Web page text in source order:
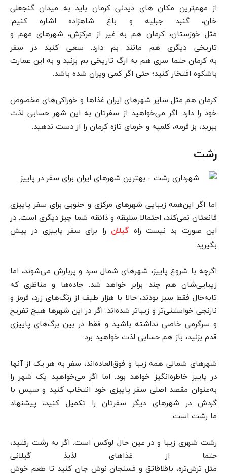
از مهم‌ترین مکان های دیدنی کرمان باید به میدان گنجعلی
خان، گنبد جبلیه و باغ شاهزاده اشاره کنیم.
مثل خوزستان، کرمان هم به غیر از مرکزش، شهرهای مهم و
تاریخی دیگری هم مانند بم دارد. سعی کنید در سفر
به کرمان حتما سری هم به ارگ تاریخی بم بزنید و به این عمارت
باشکوه افتخار کنید؛ حتی اگر کمی ویران‌ شده باشد.
کرمان هم مثل سایر شهرهای ایران غذاها و خوراکی‌های مخصوص
خود را دارد. اگر می‌خواهید از سفرتان به این شهر حسابی لذت
ببرید، بز قرمه، کلمپه و خرمای تازه کرمان را از دست ندهید.
رشت
اما اگر این‌همه زیبایی شهرهای مرکزی و جنوبی برای سفر پاییزی
قانعتان نمی‌کند، احتمالا سلیقه و ذائقه شما چیز دیگری است. در
این صورت بد نیست راه گیلان را برای سفر پاییزی در پیش
بگیرید.
اگرچه با شروع پاییز، شهرهای شمال سرد و پربارش می‌شوند، اما
زیبایی‌شان هم چند برابر خواهد شد. جاده‌ها و مناظری که
تابه‌حال فقط سبز بودند، حالا با هزار طیف از رنگ‌های زرد، قرمز و
نارنجی خواستنی‌تر و زیباتر شده‌اند. اگر در این شهرها هیچ تفریح
و سرگرمی خاصی نداشته باشید و فقط در بین برگ‌های پاییزی
قدم بزنید، باز هم حسابی لذت خواهید برد.
شهرهای شمالی همه زیبا و فوق‌العاده‌اند، سفر به هر یک از آنها
در پاییز خاطره‌انگیز خواهد بود. اما اگر می‌خواهید یک شهر را
به‌عنوان مقصد اصلی سفر پاییزی خود انتخاب کنید و سپس با
گردش در شهرهای دیگر سفرتان را تکمیل کنید، پیشنهاد
ما رشت است.
رشت شهری زیبا و در عین حال لوکس است. اگر به رشت رفتید،
حتما از غذاهای لذیذ گیلانی
مثل ترش‌تره، باقلاقاتق و فسنجان نوش جان کنید تا طعم خوش